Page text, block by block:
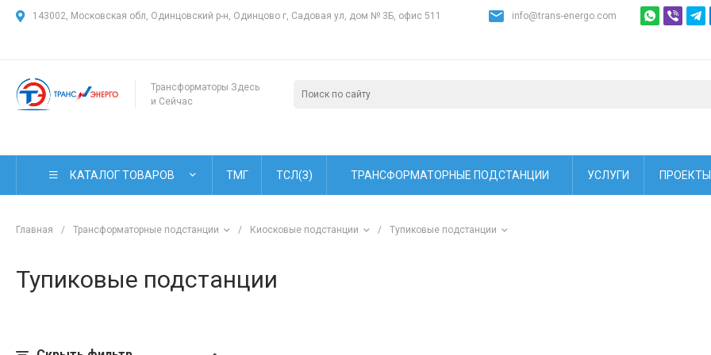
143002, Московская обл, Одинцовский р-н, Одинцово г, Садовая ул, дом № 3Б, офис 511 info@trans-energo.com
Трансформаторы Здесь
и Сейчас
КАТАЛОГ ТОВАРОВ ТМГ ТСЛ(З) ТРАНСФОРМАТОРНЫЕ ПОДСТАНЦИИ УСЛУГИ ПРОЕКТЫ
Главная / Трансформаторные подстанции / Киосковые подстанции / Тупиковые подстанции
Тупиковые подстанции